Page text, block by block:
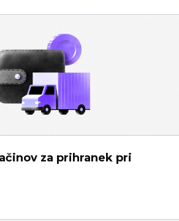
za prihranek pri